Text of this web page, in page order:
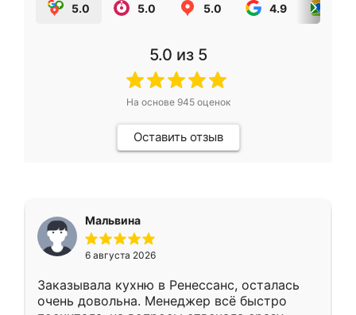
5.0 5.0 5.0 4.9
5.0 из 5
На основе 945оценок
Оставить отзыв
Мальвина
6 августа 2026
Заказывала кухню в Ренессанс, осталась
очень довольна. Менеджер всё быстро